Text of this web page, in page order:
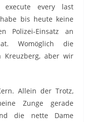
every last
bis heute keine
Polizei-Einsatz an
Womöglich die
Kreuzberg, aber wir
Allein der Trotz,
Zunge gerade
die nette Dame